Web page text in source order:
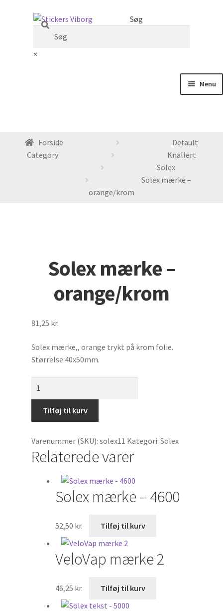
Spring
navigation
Spring
Søg
×
Menu
Monteringsvideoer
Udfold
Tilbehør til biler
Biler
StafferingsStriber
Motormærke
Søg
×
Forside
Default
Category
Knallert
Solex
Solex mærke –
orange/krom
Solex mærke –
orange/krom
81,25 kr.
Solex mærke,, orange trykt på krom folie.
Størrelse 40x50mm.
orange/krom
Tilføj til kurv
Varenummer (SKU): solex11 Kategori: Solex
Relaterede varer
Solex mærke – 4600
52,50 kr. Tilføj til kurv
VeloVap mærke 2
46,25 kr. Tilføj til kurv